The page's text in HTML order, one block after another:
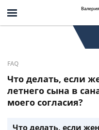
FAQ
Что делать, если
летнего сына в
моего согласия?
Что делать, если